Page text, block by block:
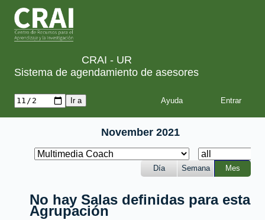
CRAI - UR
Sistema de agendamiento de asesores
Ayuda
November 2021
Día Semana Mes
No hay Salas definidas para esta
Agrupación